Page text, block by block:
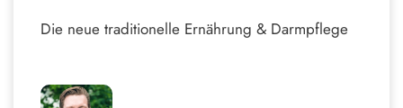
Die neue traditionelle Ernährung & Darmpflege